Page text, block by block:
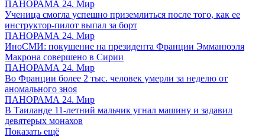
ПАНОРАМА 24. Мир
Ученица смогла успешно приземлиться после того, как ее
инструктор-пилот выпал за борт
ПАНОРАМА 24. Мир
ИноСМИ: покушение на президента Франции Эмманюэля
Макрона совершено в Сирии
ПАНОРАМА 24. Мир
Во Франции более 2 тыс. человек умерли за неделю от
аномального зноя
ПАНОРАМА 24. Мир
В Таиланде 11-летний мальчик угнал машину и задавил
девятерых монахов
Показать ещё